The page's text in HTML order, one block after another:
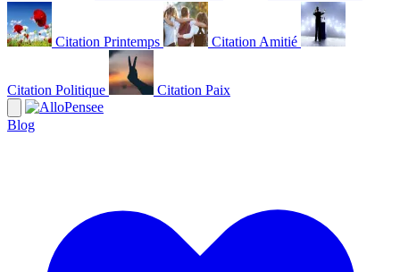
Citation Printemps Citation Amitié
Citation Politique Citation Paix
Blog